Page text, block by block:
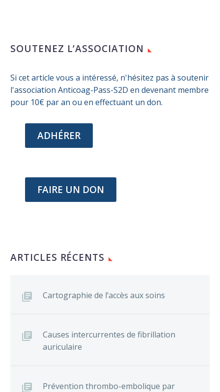
SOUTENEZ L’ASSOCIATION
Si cet article vous a intéressé, n'hésitez pas à soutenir
l'association Anticoag-Pass-S2D en devenant membre
pour 10€ par an ou en effectuant un don.
ADHÉRER
FAIRE UN DON
ARTICLES RÉCENTS
Cartographie de l’accès aux soins
Causes intercurrentes de fibrillation
auriculaire
Prévention thrombo-embolique par